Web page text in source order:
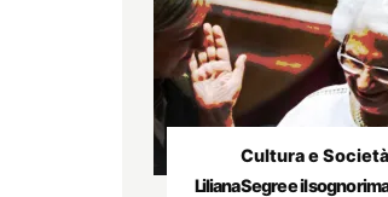
Cultura e Società
Liliana Segre e il sogno